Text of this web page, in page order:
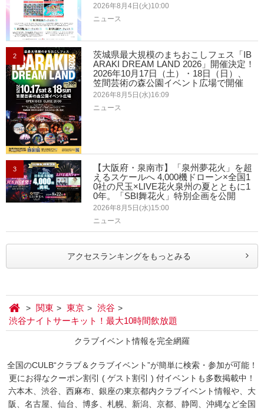
2026年8月4日(火)10:00
ニュース
2
茨城県最大規模のまちおこしフェス「IB
ARAKI DREAM LAND 2026」開催決定！
2026年10月17日（土）・18日（日）、
笠間芸術の森公園イベント広場で開催
2026年8月5日(水)16:09
ニュース
3
【大阪府・泉南市】「泉州夢花火」を超
えるスケールへ 4,000機ドローン×全国1
0社の尺玉×LIVE花火泉州の夏とともに1
0年。「SBI舞花火」特別企画を公開
2026年8月5日(水)15:00
ニュース
アクセスランキングをもっとみる
関東 東京
渋谷
渋谷ナイトサーキット！最大10時間飲放題
クラブイベント情報を完全網羅
全国のCULB“クラブ＆クラブイベント”が簡単に検索・参加が可能！
更にお得なクーポン割引 ( ゲスト割引 ) 付イベントも多数掲載中！
六本木、渋谷、西麻布、銀座の東京都内クラブイベント情報や、大
阪、名古屋、仙台、博多、札幌、新潟、京都、静岡、沖縄など全国